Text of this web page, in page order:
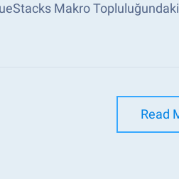
Makro
Read